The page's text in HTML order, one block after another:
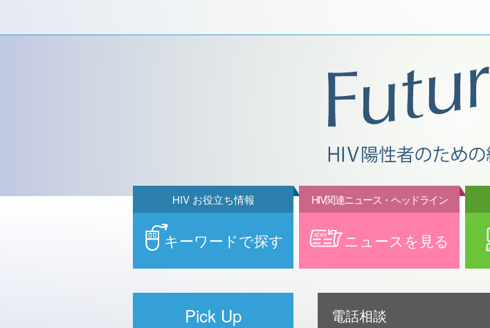
キーワードで探す
HIV お役立ち情報
ニュースを見る
HIV関連ニュース・ヘッドライン
電話相談
Pick Up